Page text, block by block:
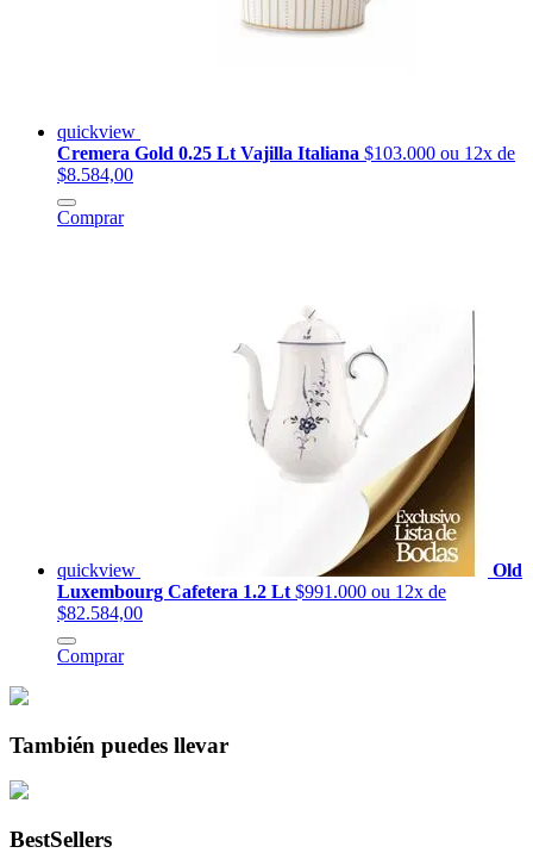
quickview
Cremera Gold 0.25 Lt Vajilla Italiana $103.000 ou 12x de
$8.584,00
Comprar
quickview
Old
Luxembourg Cafetera 1.2 Lt $991.000 ou 12x de
$82.584,00
Comprar
También puedes llevar
BestSellers